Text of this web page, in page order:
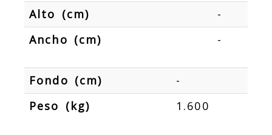
Alto (cm)
-
Ancho (cm)
-
Fondo (cm)
-
Peso (kg)
1.600